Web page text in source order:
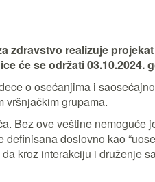
zdravstvo realizuje
će se održati 03.10.2024.
o osećanjima i
vršnjačkim grupama.
Bez ove veštine
doslovno kao
kroz interakciju i druženje